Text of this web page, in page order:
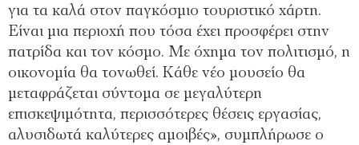
για τα καλά στον παγκόσμιο τουριστικό χάρτη.
Είναι μια περιοχή που τόσα έχει προσφέρει στην
πατρίδα και τον κόσμο. Με όχημα τον πολιτισμό, η
οικονομία θα τονωθεί. Κάθε νέο μουσείο θα
μεταφράζεται σύντομα σε μεγαλύτερη
επισκεψιμότητα, περισσότερες θέσεις εργασίας,
αλυσιδωτά καλύτερες αμοιβές», συμπλήρωσε ο